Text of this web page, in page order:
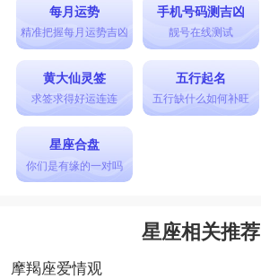
每月运势
精准把握每月运势吉凶
手机号码测吉凶
靓号在线测试
黄大仙灵签
求签求得好运连连
五行起名
五行缺什么如何补旺
星座合盘
你们是有缘的一对吗
星座相关推荐
摩羯座爱情观